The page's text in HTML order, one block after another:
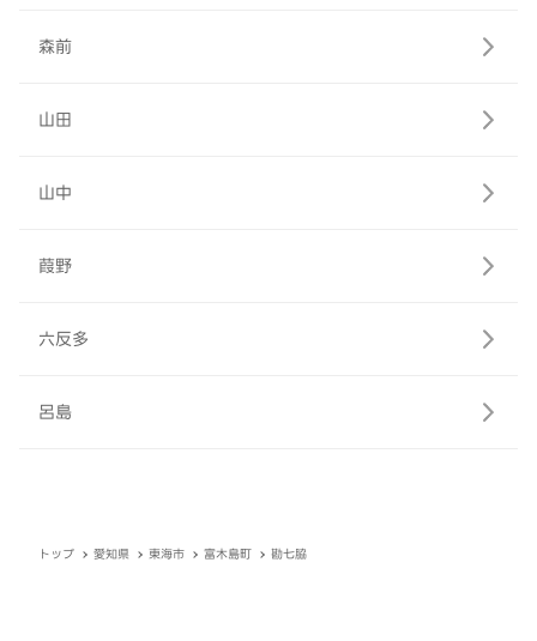
森前
山田
山中
葭野
六反多
呂島
トップ 愛知県 東海市 富木島町 勘七脇